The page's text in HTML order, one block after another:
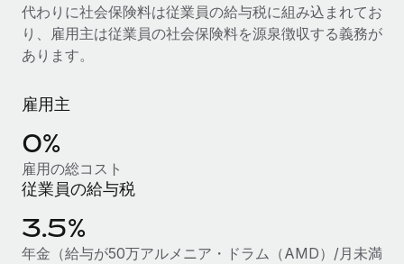
バックグラウンドチェック
候補者の選考プロセスをシンプルに
コンプライアンスリスクを先回りして対応
デバイス管理
ITデバイスを世界規模で提供・管理
法令順守した法人をスピーディに設立
活用事例
サポートを依頼する
すべてのリソースを表示する
ブログ
グローバル給与処理
EORおよびPEO
契約社員管理
税務
代わりに社会保険料は従業員の給与税に組み込まれてお
り、雇用主は従業員の社会保険料を源泉徴収する義務が
あります。
雇用主
0%
雇用の総コスト
従業員の給与税
3.5%
年金（給与が50万アルメニア・ドラム（AMD）/月未満